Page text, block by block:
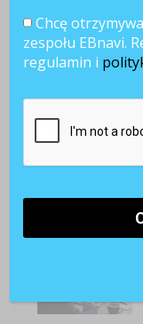
Paraliż
decyzyjny w
Dlaczego
hamuje rozwój?
Chcę
zespołu EBnavi.
regulamin i